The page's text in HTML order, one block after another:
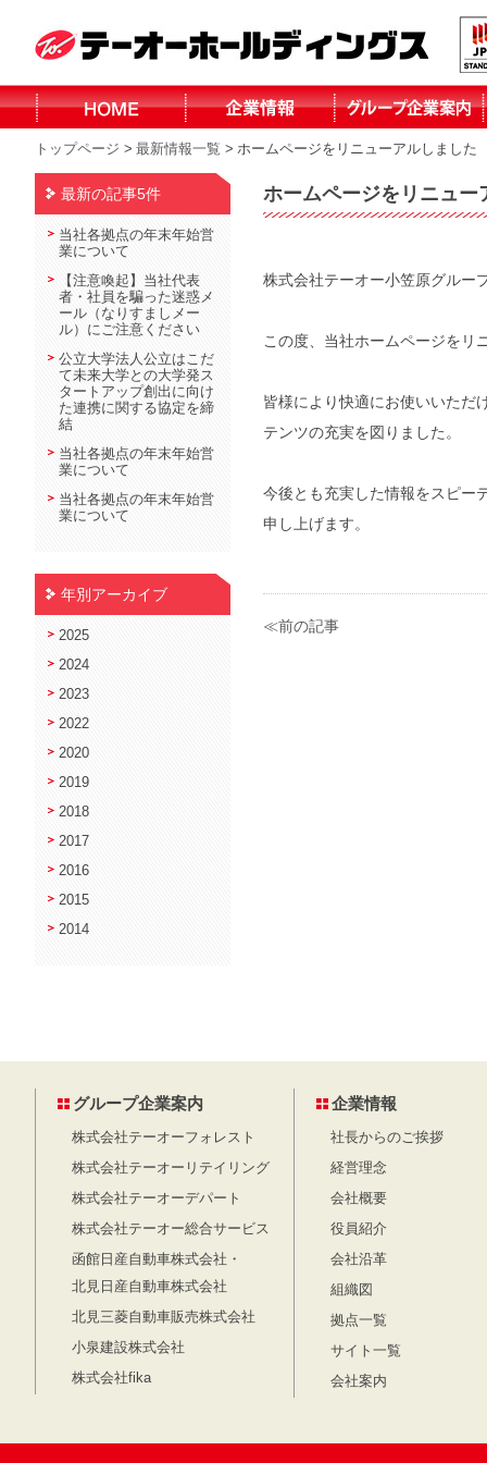
株式会社テーオ
株式会社テーオ
株式会社テーオ
株式会社テーオ
函館日産自動車
北見日産自動車
株式会社
北見三菱自動車
小泉建設株式会
株式会社fika
トップページ > 最新情報一覧 > ホームページをリニューアルしました
最新の記事5件
当社各拠点の年末年始営
業について
【注意喚起】当社代表
者・社員を騙った迷惑メ
ール（なりすましメー
ル）にご注意ください
公立大学法人公立はこだ
て未来大学との大学発ス
タートアップ創出に向け
た連携に関する協定を締
結
当社各拠点の年末年始営
業について
当社各拠点の年末年始営
業について
年別アーカイブ
2025
2024
2023
2022
2020
2019
2018
2017
2016
2015
2014
ホームページをリニュー
株式会社テーオー小笠原グルー
この度、当社ホームページをリ
皆様により快適にお使いいただ
テンツの充実を図りました。
今後とも充実した情報をスピー
申し上げます。
≪前の記事
グループ企業案内
株式会社テーオーフォレスト
株式会社テーオーリテイリング
株式会社テーオーデパート
株式会社テーオー総合サービス
函館日産自動車株式会社・
北見日産自動車株式会社
北見三菱自動車販売株式会社
小泉建設株式会社
株式会社fika
企業情報
社長からのご挨拶
経営理念
会社概要
役員紹介
会社沿革
組織図
拠点一覧
サイト一覧
会社案内